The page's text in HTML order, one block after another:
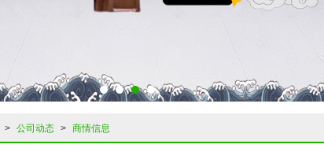
> 公司动态 > 商情信息